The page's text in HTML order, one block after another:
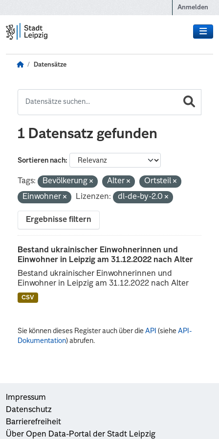
Anmelden
Datensätze
1 Datensatz gefunden
Sortieren nach
Tags: Bevölkerung Alter
Ortsteil
Einwohner
Lizenzen: dl-de-by-2.0
Ergebnisse filtern
Bestand ukrainischer Einwohnerinnen und
Einwohner in Leipzig am 31.12.2022 nach Alter
Bestand ukrainischer Einwohnerinnen und
Einwohner in Leipzig am 31.12.2022 nach Alter
CSV
Sie können dieses Register auch über dieAPI (sieheAPI-
Dokumentation) abrufen.
Impressum
Datenschutz
Barrierefreiheit
Über Open Data-Portal der Stadt Leipzig